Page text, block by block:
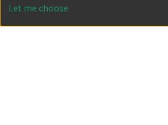
Let me choose